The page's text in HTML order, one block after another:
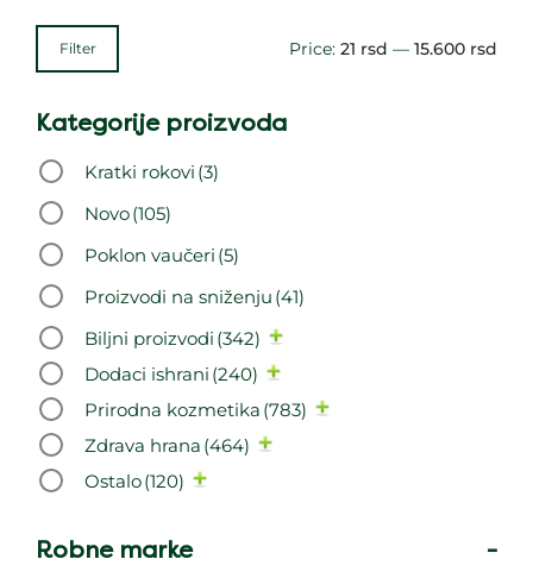
Filter Price: 21 rsd — 15.600 rsd
Kategorije proizvoda
Kratki rokovi (3)
Novo(105)
Poklon vaučeri (5)
Proizvodi na sniženju (41)
Biljni proizvodi (342)
Dodaci ishrani (240)
Prirodna kozmetika (783)
Zdrava hrana (464)
Ostalo(120)
Robne marke -